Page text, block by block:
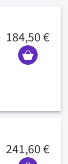
184,50 €
241,60 €